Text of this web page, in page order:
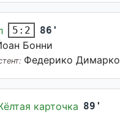
5:2 86'
Бонни
Федерико Димарко
карточка 89'